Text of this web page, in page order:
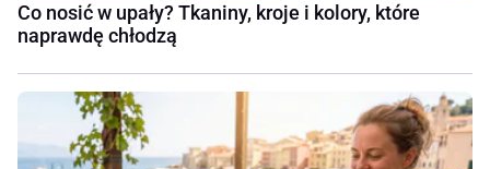
Co nosić w upały? Tkaniny, kroje i kolory, które
naprawdę chłodzą